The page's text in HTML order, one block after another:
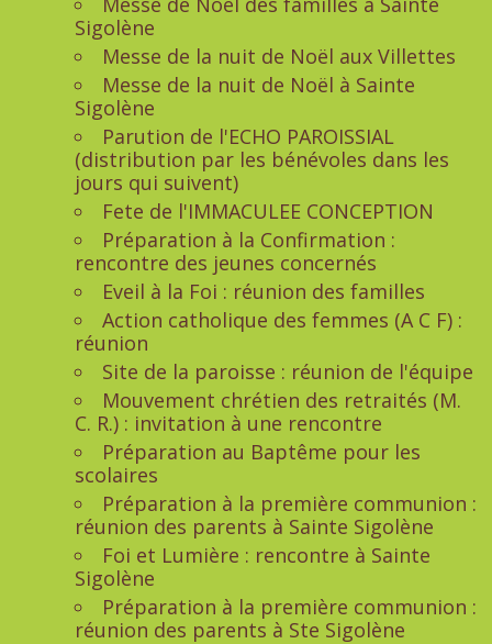
Sigolène
Messe de la nuit de Noël aux Villettes
Messe de la nuit de Noël à Sainte
Sigolène
Parution de l'ECHO PAROISSIAL
(distribution par les bénévoles dans les
jours qui suivent)
Fete de l'IMMACULEE CONCEPTION
Préparation à la Confirmation :
rencontre des jeunes concernés
Eveil à la Foi : réunion des familles
Action catholique des femmes (A C F) :
réunion
Site de la paroisse : réunion de l'équipe
Mouvement chrétien des retraités (M.
C. R.) : invitation à une rencontre
Préparation au Baptême pour les
scolaires
Préparation à la première communion :
réunion des parents à Sainte Sigolène
Foi et Lumière : rencontre à Sainte
Sigolène
Préparation à la première communion :
réunion des parents à Ste Sigolène